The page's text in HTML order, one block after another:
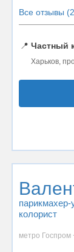
Все отзывы
📍 Частный
Харьков,
парикмахер-
колорист
метро Госпром